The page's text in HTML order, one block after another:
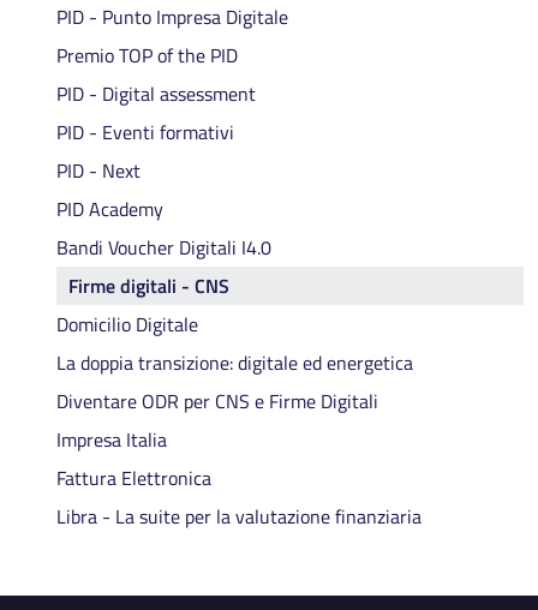
PID - Punto Impresa Digitale
Premio TOP of the PID
PID - Digital assessment
PID - Eventi formativi
PID - Next
PID Academy
Bandi Voucher Digitali I4.0
Firme digitali - CNS
Domicilio Digitale
La doppia transizione: digitale ed energetica
Diventare ODR per CNS e Firme Digitali
Impresa Italia
Fattura Elettronica
Libra - La suite per la valutazione finanziaria